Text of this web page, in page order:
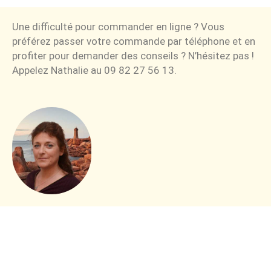
Une difficulté pour commander en ligne ? Vous
préférez passer votre commande par téléphone et en
profiter pour demander des conseils ? N’hésitez pas !
Appelez Nathalie au 09 82 27 56 13.